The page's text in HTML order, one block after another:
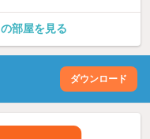
部屋を見る
ダウンロード